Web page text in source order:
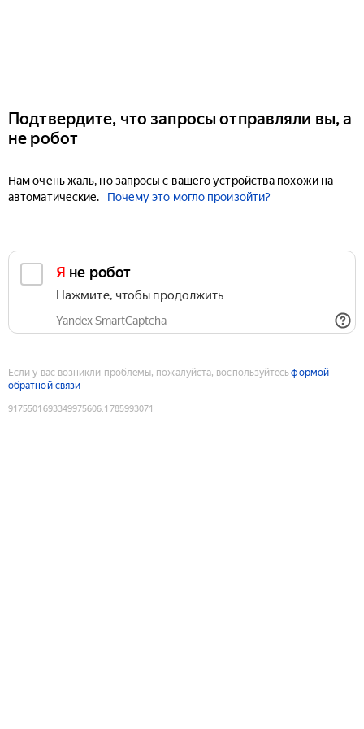
Подтвердите, что запросы отправляли вы, а
не робот
Нам очень жаль, но запросы с вашего устройства похожи на
автоматические.
Почему это могло произойти?
Я не робот
Нажмите, чтобы продолжить
Yandex SmartCaptcha
Если у вас возникли проблемы, пожалуйста, воспользуйтесьформой
обратной связи
9175501693349975606:1785993071